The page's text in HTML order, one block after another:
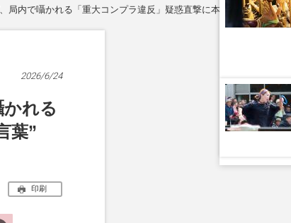
局内で囁かれる「重大コンプラ違反」疑惑直撃に本人が答えた“言葉”
2026/6/24
れる
葉”
印刷